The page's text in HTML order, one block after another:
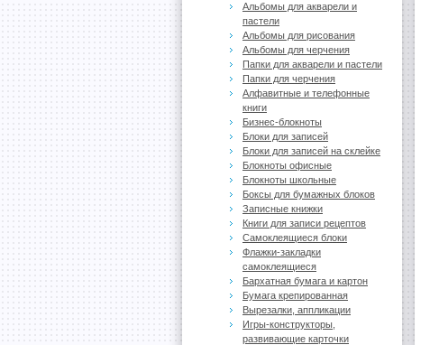
Альбомы для акварели и
пастели
Альбомы для рисования
Альбомы для черчения
Папки для акварели и пастели
Папки для черчения
Алфавитные и телефонные
книги
Бизнес-блокноты
Блоки для записей
Блоки для записей на склейке
Блокноты офисные
Блокноты школьные
Боксы для бумажных блоков
Записные книжки
Книги для записи рецептов
Самоклеящиеся блоки
Флажки-закладки
самоклеящиеся
Бархатная бумага и картон
Бумага крепированная
Вырезалки, аппликации
Игры-конструкторы,
развивающие карточки